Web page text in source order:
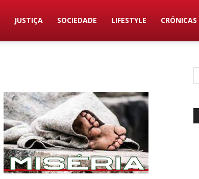
JUSTIÇA SOCIEDADE LIFESTYLE CRÓNICAS